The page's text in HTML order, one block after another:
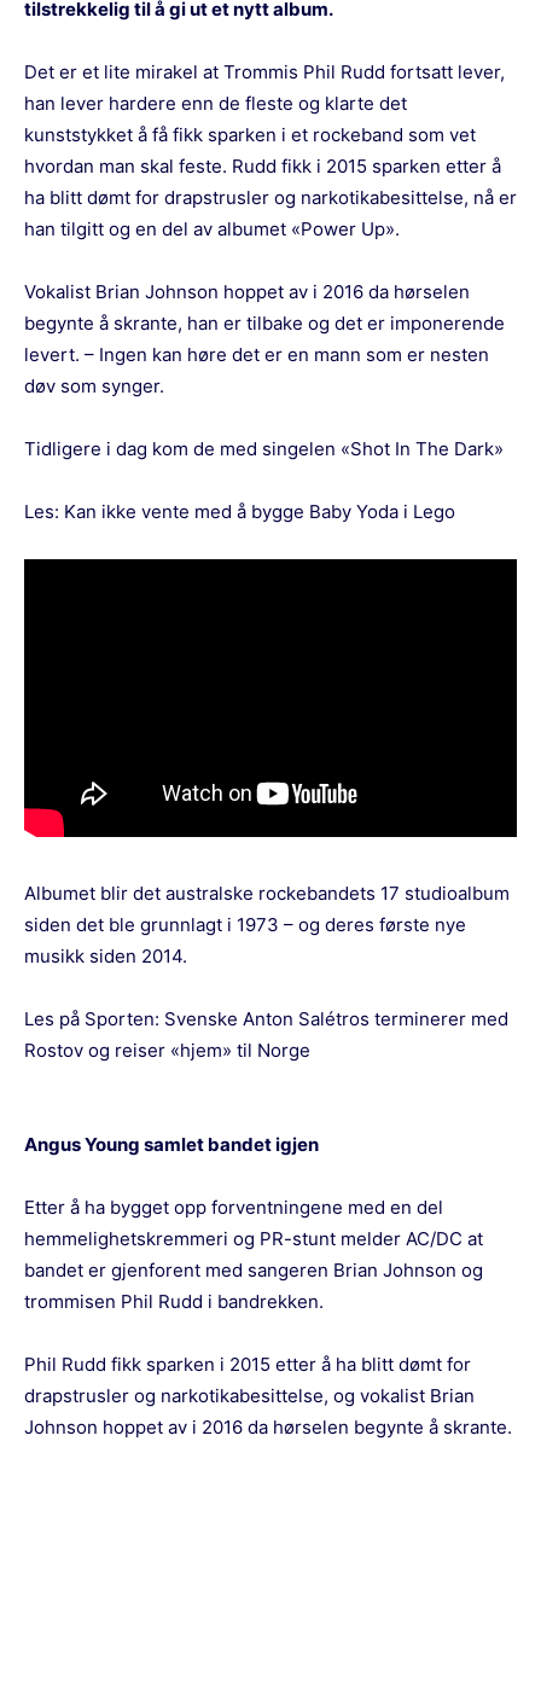
tilstrekkelig til å gi ut et nytt album.
Det er et lite mirakel at Trommis Phil Rudd fortsatt lever,
han lever hardere enn de fleste og klarte det
kunststykket å få fikk sparken i et rockeband som vet
hvordan man skal feste. Rudd fikk i 2015 sparken etter å
ha blitt dømt for drapstrusler og narkotikabesittelse, nå er
han tilgitt og en del av albumet «Power Up».
Vokalist Brian Johnson hoppet av i 2016 da hørselen
begynte å skrante, han er tilbake og det er imponerende
levert. – Ingen kan høre det er en mann som er nesten
døv som synger.
Tidligere i dag kom de med singelen «Shot In The Dark»
Les: Kan ikke vente med å bygge Baby Yoda i Lego
Albumet blir det australske rockebandets 17 studioalbum
siden det ble grunnlagt i 1973 – og deres første nye
musikk siden 2014.
Les på Sporten: Svenske Anton Salétros terminerer med
Rostov og reiser «hjem» til Norge
Angus Young samlet bandet igjen
Etter å ha bygget opp forventningene med en del
hemmelighetskremmeri og PR-stunt melder AC/DC at
bandet er gjenforent med sangeren Brian Johnson og
trommisen Phil Rudd i bandrekken.
Phil Rudd fikk sparken i 2015 etter å ha blitt dømt for
drapstrusler og narkotikabesittelse, og vokalist Brian
Johnson hoppet av i 2016 da hørselen begynte å skrante.